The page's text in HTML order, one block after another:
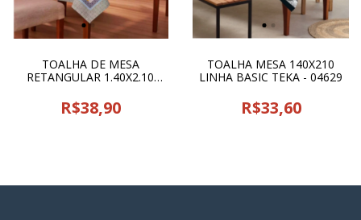
TOALHA DE MESA
RETANGULAR 1.40X2.10
R$38,90
TOALHA MESA 140X210
LINHA BASIC TEKA - 04629
R$33,60